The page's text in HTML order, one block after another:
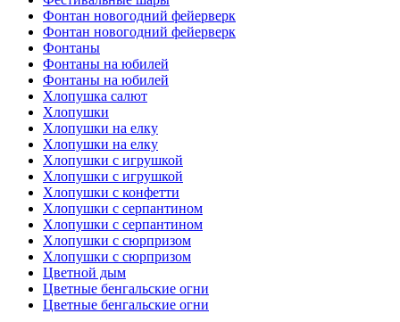
Фонтан новогодний фейерверк
Фонтан новогодний фейерверк
Фонтаны
Фонтаны на юбилей
Фонтаны на юбилей
Хлопушка салют
Хлопушки
Хлопушки на елку
Хлопушки на елку
Хлопушки с игрушкой
Хлопушки с игрушкой
Хлопушки с конфетти
Хлопушки с серпантином
Хлопушки с серпантином
Хлопушки с сюрпризом
Хлопушки с сюрпризом
Цветной дым
Цветные бенгальские огни
Цветные бенгальские огни